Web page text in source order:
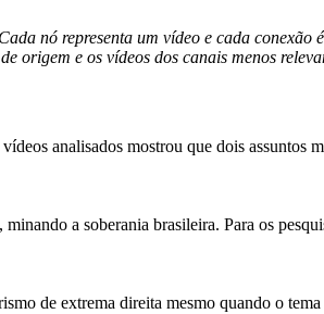
nó representa um vídeo e cada
origem e os vídeos dos canais menos
analisados mostrou que dois assuntos
a soberania brasileira. Para os
de extrema direita mesmo quando o